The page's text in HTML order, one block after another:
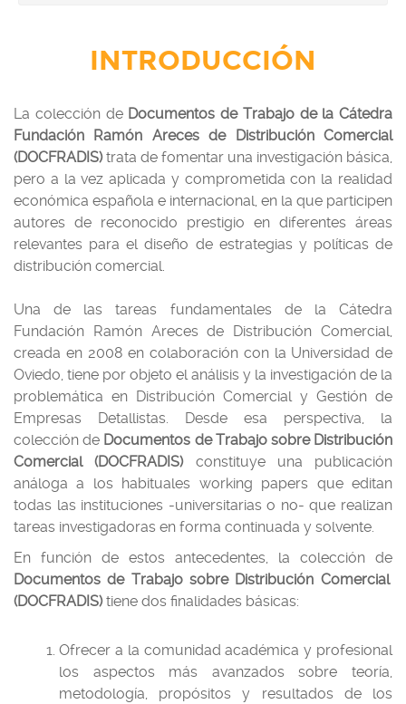
INTRODUCCIÓN
La colección de Documentos de Trabajode la Cátedra
Fundación Ramón Areces de Distribución Comercial
(DOCFRADIS)trata de fomentar una investigación básica,
pero a la vez aplicada y comprometida con la realidad
económica española e internacional, en la que participen
autores de reconocido prestigio en diferentes áreas
relevantes para el diseño de estrategias y políticas de
distribución comercial.
Una de las tareas fundamentales de la Cátedra
Fundación Ramón Areces de Distribución Comercial,
creada en 2008 en colaboración con la Universidad de
Oviedo, tiene por objeto el análisis y la investigación de la
problemática en Distribución Comercial y Gestión de
Empresas Detallistas. Desde esa perspectiva, la
colección de Documentos de Trabajosobre Distribución
Comercial (DOCFRADIS) constituye una publicación
análoga a los habituales working papers que editan
todas las instituciones -universitarias o no- que realizan
tareas investigadoras en forma continuada y solvente.
En función de estos antecedentes, la colección de
Documentos de Trabajo sobre Distribución Comercial
(DOCFRADIS)tiene dos finalidades básicas:
Ofrecer a la comunidad académica y profesional
los aspectos más avanzados sobre teoría,
metodología, propósitos y resultados de los